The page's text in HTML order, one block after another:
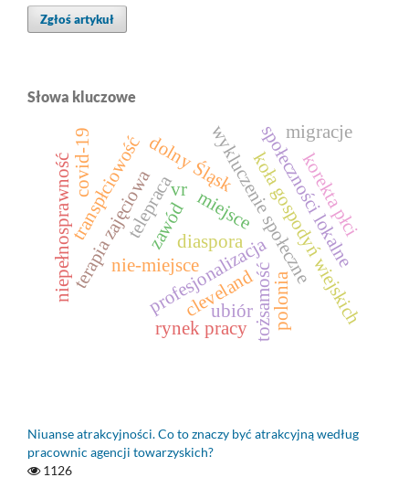
Zgłoś artykuł
Słowa kluczowe
profesjonalizacja
zawód
terapia zajęciowa wykluczenie społeczne
niepełnosprawność miejsce
nie-miejsce koła gospodyń wiejskich
społeczności lokalne
dolny Śląsk
transpłciowość
tożsamość
korekta płci
migracje
diaspora
polonia
cleveland
telepraca
rynek pracy
covid-19
ubiór
vr
Niuanse atrakcyjności. Co to znaczy być atrakcyjną według
pracownic agencji towarzyskich?
1126